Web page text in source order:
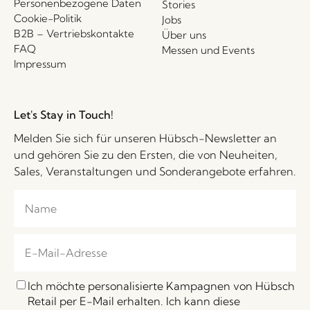
Personenbezogene Daten
Cookie-Politik
B2B – Vertriebskontakte
FAQ
Impressum
Stories
Jobs
Über uns
Messen und Events
Let's Stay in Touch!
Melden Sie sich für unseren Hübsch-Newsletter an
und gehören Sie zu den Ersten, die von Neuheiten,
Sales, Veranstaltungen und Sonderangebote erfahren.
Ich möchte personalisierte Kampagnen von Hübsch
Retail per E-Mail erhalten. Ich kann diese